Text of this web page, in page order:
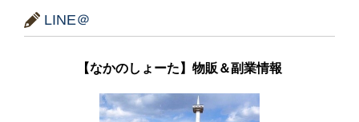
LINE＠
【なかのしょーた】物販＆副業情報